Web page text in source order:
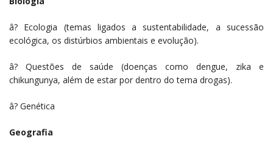
â? Ecologia (temas ligados a sustentabilidade, a sucessão
ecológica, os distúrbios ambientais e evolução).
â? Questões de saúde (doenças como dengue, zika e
chikungunya, além de estar por dentro do tema drogas).
â? Genética
Geografia